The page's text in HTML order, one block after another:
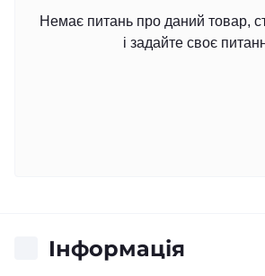
Немає питань про даний товар,
і задайте своє
Iнформація